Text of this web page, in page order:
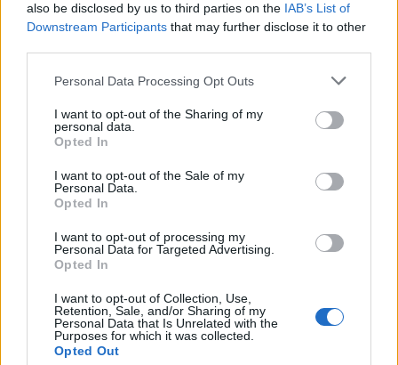
also be disclosed by us to third parties on the IAB’s List of
Downstream Participants that may further disclose it to other
Personal Data Processing Opt Outs
I want to opt-out of the Sharing of my
personal data.
Opted In
I want to opt-out of the Sale of my
Personal Data.
Opted In
I want to opt-out of processing my
Personal Data for Targeted Advertising.
Opted In
I want to opt-out of Collection, Use,
Retention, Sale, and/or Sharing of my
Personal Data that Is Unrelated with the
Purposes for which it was collected.
Opted Out
ΣΧΕΤΙΚΑ ΑΡΘΡΑ
Patch Management as a Service: Τώρα που
γνωρίζετε το ρίσκο, πώς το διαχειρίζεστε
σωστά;
Pylones Hellas και AEG αναδεικνύουν νέα
εργαλεία που ενισχύουν Compliance και
Operations ενόψει των αλλαγών του SWIFT
Η Pylones Hellas ανακοινώνει την έβδομη
ετήσια έρευνα «The State of Cybersecurity»